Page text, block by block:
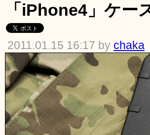
「iPhone4」ケー
2011.01.15 16:17 by chaka